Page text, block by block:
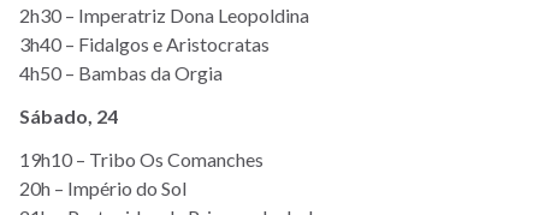
2h30 – Imperatriz Dona Leopoldina
3h40 – Fidalgos e Aristocratas
4h50 – Bambas da Orgia
Sábado, 24
19h10 – Tribo Os Comanches
20h – Império do Sol